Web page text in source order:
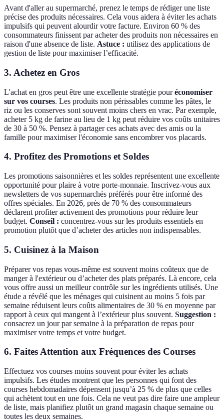
Avant d'aller au supermarché, prenez le temps de rédiger une liste
précise des produits nécessaires. Cela vous aidera à éviter les achats
impulsifs qui peuvent alourdir votre facture. Environ 60 % des
consommateurs finissent par acheter des produits non nécessaires en
raison d'une absence de liste. Astuce : utilisez des applications de
gestion de liste pour maximiser l’efficacité.
3. Achetez en Gros
L'achat en gros peut être une excellente stratégie pouréconomiser
sur vos courses. Les produits non périssables comme les pâtes, le
riz ou les conserves sont souvent moins chers en vrac. Par exemple,
acheter 5 kg de farine au lieu de 1 kg peut réduire vos coûts unitaires
de 30 à 50 %. Pensez à partager ces achats avec des amis ou la
famille pour maximiser l'économie sans encombrer vos placards.
4. Profitez des Promotions et Soldes
Les promotions saisonnières et les soldes représentent une excellente
opportunité pour plaire à votre porte-monnaie. Inscrivez-vous aux
newsletters de vos supermarchés préférés pour être informé des
offres spéciales. En 2026, près de 70 % des consommateurs
déclarent profiter activement des promotions pour réduire leur
budget. Conseil : concentrez-vous sur les produits essentiels en
promotion plutôt que d’acheter des articles non indispensables.
5. Cuisinez à la Maison
Préparer vos repas vous-même est souvent moins coûteux que de
manger à l'extérieur ou d’acheter des plats préparés. Là encore, cela
vous offre aussi un meilleur contrôle sur les ingrédients utilisés. Une
étude a révélé que les ménages qui cuisinent au moins 5 fois par
semaine réduisent leurs coûts alimentaires de 30 % en moyenne par
rapport à ceux qui mangent à l’extérieur plus souvent. Suggestion :
consacrez un jour par semaine à la préparation de repas pour
maximiser votre temps et votre budget.
6. Faites Attention aux Fréquences des Courses
Effectuez vos courses moins souvent pour éviter les achats
impulsifs. Les études montrent que les personnes qui font des
courses hebdomadaires dépensent jusqu’à 25 % de plus que celles
qui achètent tout en une fois. Cela ne veut pas dire faire une ampleur
de liste, mais planifiez plutôt un grand magasin chaque semaine ou
toutes les deux semaines.